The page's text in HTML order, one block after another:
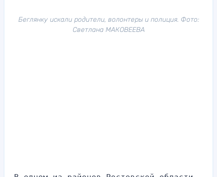
Беглянку искали родители, волонтеры и полиция. Фото:
Светлана МАКОВЕЕВА